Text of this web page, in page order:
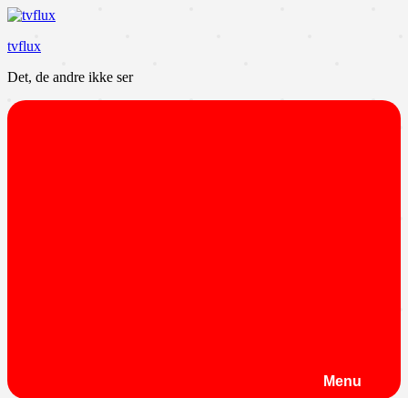
Videre
indhold
tvflux
Det, de andre ikke ser
Menu